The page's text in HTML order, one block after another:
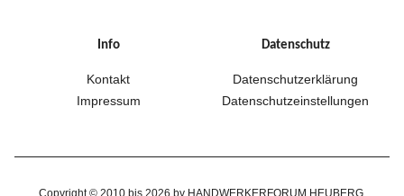
Info
Kontakt
Impressum
Datenschutz
Datenschutzerklärung
Datenschutzeinstellungen
Copyright © 2010 bis 2026 by HANDWERKERFORUM HEUBERG